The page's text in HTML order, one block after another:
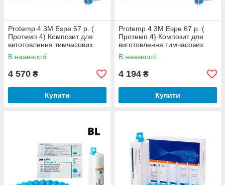
Protemp 4 3M Espe 67 р. (
Протемп 4) Композит для
виготовлення тимчасових
коронок. Колір А2
В наявності
4 570 ₴
Купити
Protemp 4 3M Espe 67 р. (
Протемп 4) Композит для
виготовлення тимчасових
коронок. Колір А3
В наявності
4 194 ₴
Купити